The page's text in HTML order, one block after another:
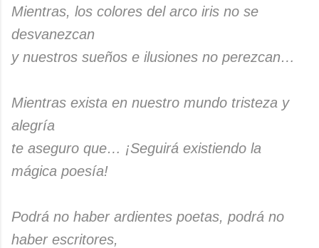
Mientras, los colores del arco iris no se
desvanezcan
y nuestros sueños e ilusiones no perezcan…
Mientras exista en nuestro mundo tristeza y
alegría
te aseguro que… ¡Seguirá existiendo la
mágica poesía!
Podrá no haber ardientes poetas, podrá no
haber escritores,